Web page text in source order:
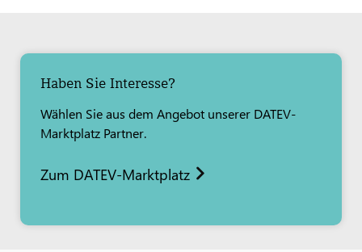
Haben Sie Interesse?
Wählen Sie aus dem Angebot unserer DATEV-
Marktplatz Partner.
Zum DATEV-Marktplatz